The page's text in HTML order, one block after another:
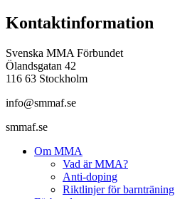
Kontaktinformation
Svenska MMA Förbundet
Ölandsgatan 42
116 63 Stockholm
info@smmaf.se
smmaf.se
Om MMA
Vad är MMA?
Anti-doping
Riktlinjer för barnträning